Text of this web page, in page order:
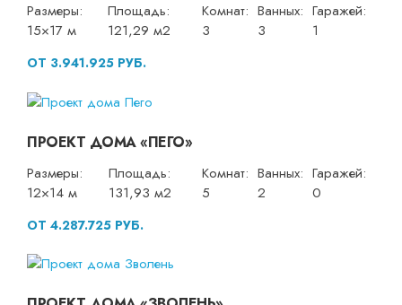
Размеры:
15×17 м
Площадь:
121,29 м2
Комнат:
3
Ванных:
3
Гаражей:
1
ОТ 3.941.925 РУБ.
ПРОЕКТ ДОМА «ПЕГО»
Размеры:
12×14 м
Площадь:
131,93 м2
Комнат:
5
Ванных:
2
Гаражей:
0
ОТ 4.287.725 РУБ.